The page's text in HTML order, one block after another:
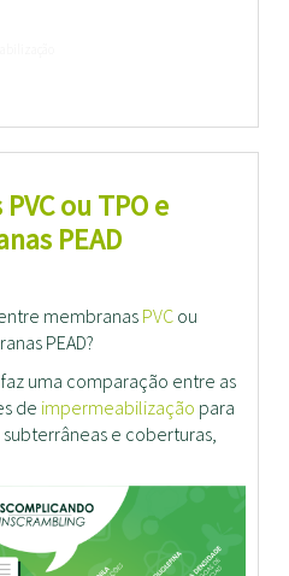
ou TPO e
PEAD
membranas PVC ou
PEAD?
uma comparação entre as
de impermeabilização para
e coberturas,